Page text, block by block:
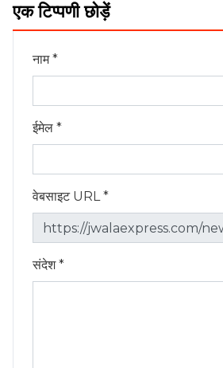
एक टिप्पणी छोड़ें
नाम *
ईमेल *
वेबसाइट URL *
संदेश *